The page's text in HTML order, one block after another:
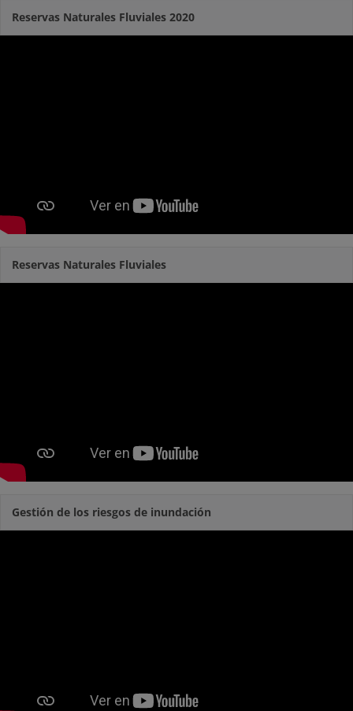
Reservas Naturales Fluviales 2020
Reservas Naturales Fluviales
Gestión de los riesgos de inundación